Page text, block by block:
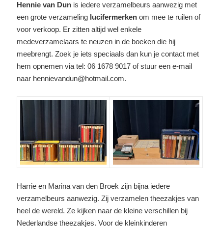
Hennie van Dun is iedere verzamelbeurs aanwezig met
een grote verzameling lucifermerken om mee te ruilen of
voor verkoop. Er zitten altijd wel enkele
medeverzamelaars te neuzen in de boeken die hij
meebrengt. Zoek je iets speciaals dan kun je contact met
hem opnemen via tel: 06 1678 9017 of stuur een e-mail
naar hennievandun@hotmail.com.
Harrie en Marina van den Broek zijn bijna iedere
verzamelbeurs aanwezig. Zij verzamelen theezakjes van
heel de wereld. Ze kijken naar de kleine verschillen bij
Nederlandse theezakjes. Voor de kleinkinderen